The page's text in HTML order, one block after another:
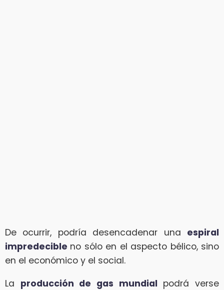
De ocurrir, podría desencadenar una espiral
impredecible no sólo en el aspecto bélico, sino
en el económico y el social.
La producción de gas mundial podrá verse